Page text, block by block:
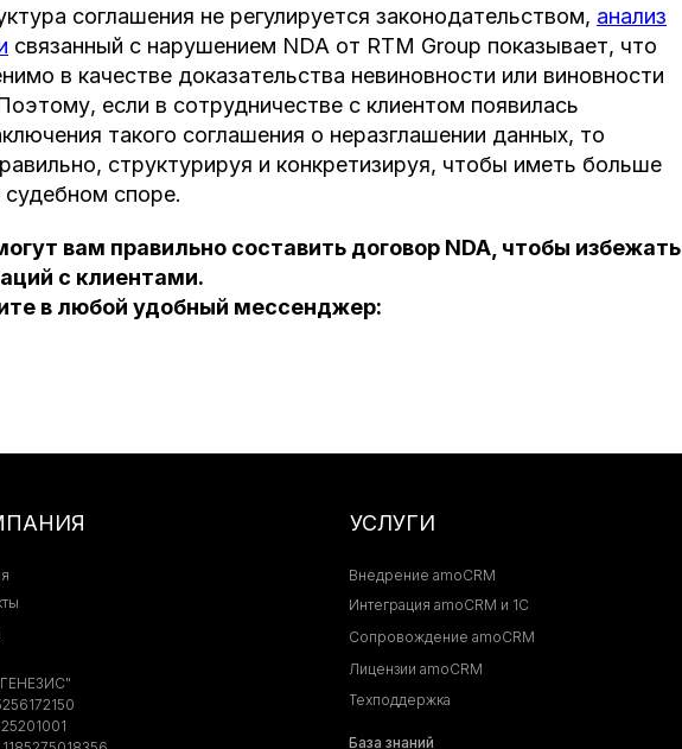
соглашения не регулируется законодательством, анализ
связанный с нарушением NDA от RTM Group показывает, что
в качестве доказательства невиновности или виновности
если в сотрудничестве с клиентом появилась
такого соглашения о неразглашении данных, то
структурируя и конкретизируя, чтобы иметь больше
споре.
вам правильно составить договор NDA, чтобы избежать
с клиентами.
в любой удобный мессенджер:
Внедрение amoCRM
Интеграция amoCRM и 1С
Сопровождение amoCRM
УСЛУГИ
Лицензии amoCRM
Техподдержка
База знаний